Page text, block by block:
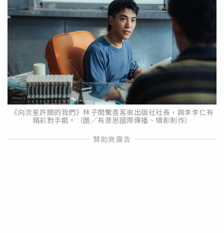
《向流星許願的我們》林子閎驚喜客串出版社社長，與李李仁有
精彩對手戲。（圖／有意思國際傳播、犢影制作）